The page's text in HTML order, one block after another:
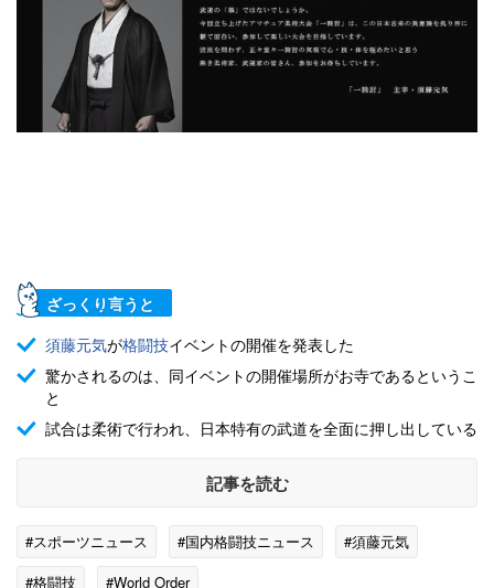
ざっくり言うと
須藤元気が格闘技イベントの開催を発表した
驚かされるのは、同イベントの開催場所がお寺であるというこ
と
試合は柔術で行われ、日本特有の武道を全面に押し出している
記事を読む
#スポーツニュース #国内格闘技ニュース
#須藤元気
#格闘技
#World Order